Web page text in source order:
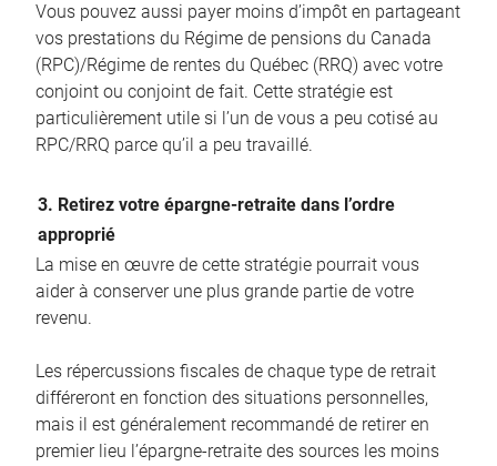
Vous pouvez aussi payer moins d’impôt en partageant
vos prestations du Régime de pensions du Canada
(RPC)/Régime de rentes du Québec (RRQ) avec votre
conjoint ou conjoint de fait. Cette stratégie est
particulièrement utile si l’un de vous a peu cotisé au
RPC/RRQ parce qu’il a peu travaillé.
3. Retirez votre épargne-retraite dans l’ordre
approprié
La mise en œuvre de cette stratégie pourrait vous
aider à conserver une plus grande partie de votre
revenu.
Les répercussions fiscales de chaque type de retrait
différeront en fonction des situations personnelles,
mais il est généralement recommandé de retirer en
premier lieu l’épargne-retraite des sources les moins